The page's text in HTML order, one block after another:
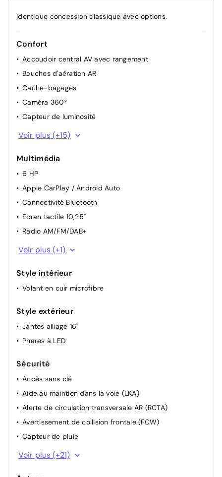
Identique concession classique avec options.
Confort
Accoudoir central AV avec rangement
Bouches d'aération AR
Cache-bagages
Caméra 360°
Capteur de luminosité
Climatisation automatique
Eclairage du coffre
Fonction "follow me home"
Maintien automatique à l'arrêt (Auto Hold)
Pare-soleils avec miroir de courtoisie
Poches aumonières derrière les sièges AV
Prise 12V
Siège conducteur réglable dans 6 directions
Sièges en similicuir/tissu noir
Banquette AR rabattable 40:60
Rétroviseurs extérieurs chauffants et rabattables
électriquement
Volant réglable en hauteur et profondeur avec
Voir plus (+15)
Multimédia
6 HP
Apple CarPlay / Android Auto
Connectivité Bluetooth
Ecran tactile 10,25"
Radio AM/FM/DAB+
Système de navigation
Voir plus (+1)
Style intérieur
Volant en cuir microfibre
Style extérieur
Jantes alliage 16"
Phares à LED
Sécurité
Accès sans clé
Aide au maintien dans la voie (LKA)
Alerte de circulation transversale AR (RCTA)
Avertissement de collision frontale (FCW)
Capteur de pluie
Capteurs de stationnement AR
Voir plus (+21)